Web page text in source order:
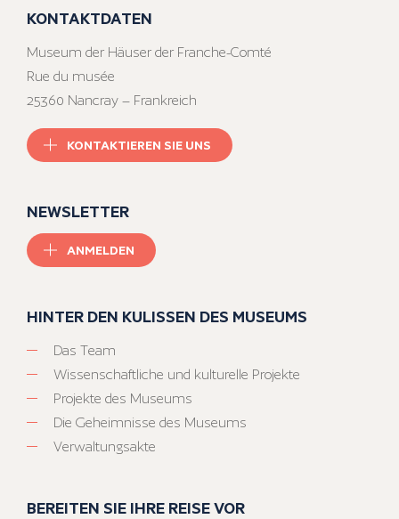
KONTAKTDATEN
Museum der Häuser der Franche-Comté
Rue du musée
25360 Nancray – Frankreich
KONTAKTIEREN SIE UNS
NEWSLETTER
ANMELDEN
HINTER DEN KULISSEN DES MUSEUMS
Das Team
Wissenschaftliche und kulturelle Projekte
Projekte des Museums
Die Geheimnisse des Museums
Verwaltungsakte
BEREITEN SIE IHRE REISE VOR